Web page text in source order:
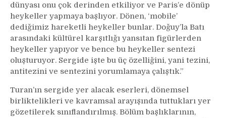
dünyası onu çok derinden etkiliyor ve Paris’e dönüp
heykeller yapmaya başlıyor. Dönen, ‘mobile’
dediğimiz hareketli heykeller bunlar. Doğuy’la Batı
arasındaki kültürel karşıtlığı yansıtan figürlerden
heykeller yapıyor ve bence bu heykeller sentezi
oluşturuyor. Sergide işte bu üç özelliğini, yani tezini,
antitezini ve sentezini yorumlamaya çalıştık.”
Turan’ın sergide yer alacak eserleri, dönemsel
birliktelikleri ve kavramsal arayışında tuttukları yer
gözetilerek sınıflandırılmış. Bölüm başlıklarının,